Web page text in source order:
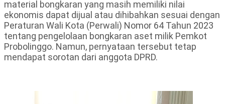
material bongkaran yang masih memiliki nilai
ekonomis dapat dijual atau dihibahkan sesuai dengan
Peraturan Wali Kota (Perwali) Nomor 64 Tahun 2023
tentang pengelolaan bongkaran aset milik Pemkot
Probolinggo. Namun, pernyataan tersebut tetap
mendapat sorotan dari anggota DPRD.